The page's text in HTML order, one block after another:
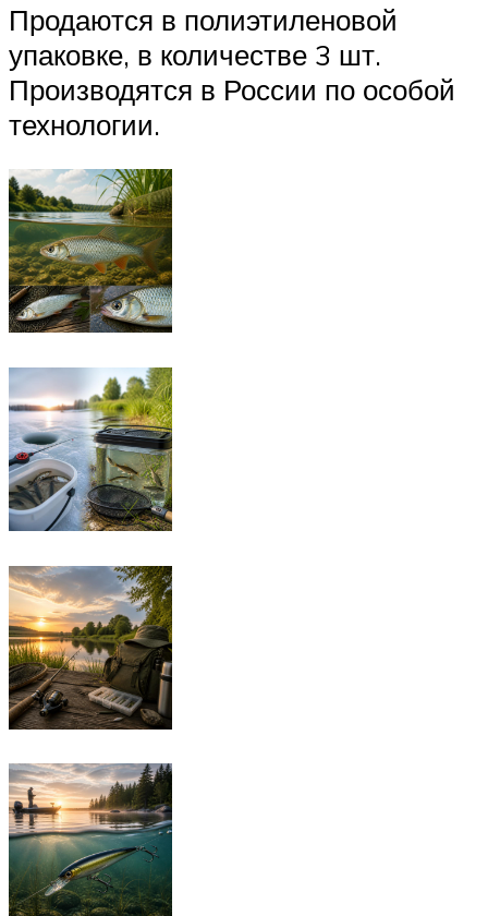
Продаются в полиэтиленовой
упаковке, в количестве 3 шт.
Производятся в России по особой
технологии.